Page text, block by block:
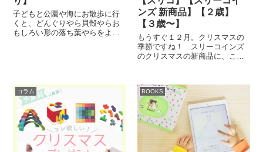
子どもと公園や海にお散歩に行
くと、どんぐりやら貝殻やらお
もしろい形の落ち葉やらをよく
ンズ 新商品】【２歳】
【３歳〜】
もうすぐ１２月。クリスマスの
季節ですね！ スリーコインズ
のクリスマスの新商品に、こん
（サイズは一番大きいもので高
さ８ｃｍほど）。１セット３３
０円。カラバリ２種類。 ...
コラム BOOKS